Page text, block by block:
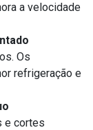
a velocidade
Os
refrigeração e
e cortes